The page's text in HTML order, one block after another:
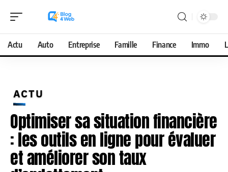
Actu Auto Entreprise Famille Finance Immo
ACTU
Optimiser sa situation financière
: les outils en ligne pour évaluer
et améliorer son taux